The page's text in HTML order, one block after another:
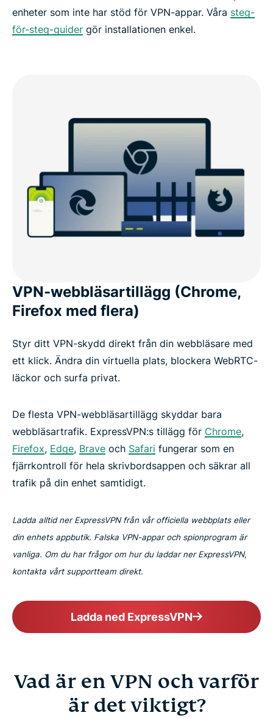
enheter som inte har stöd för VPN-appar. Våra steg-
för-steg-guider gör installationen enkel.
VPN-webbläsartillägg (Chrome,
Firefox med flera)
Styr ditt VPN-skydd direkt från din webbläsare med
ett klick. Ändra din virtuella plats, blockera WebRTC-
läckor och surfa privat.
De flesta VPN-webbläsartillägg skyddar bara
webbläsartrafik. ExpressVPN:s tillägg för Chrome,
Firefox, Edge, Brave och Safari fungerar som en
fjärrkontroll för hela skrivbordsappen och säkrar all
trafik på din enhet samtidigt.
Ladda alltid ner ExpressVPN från vår officiella webbplats eller
din enhets appbutik. Falska VPN-appar och spionprogram är
vanliga. Om du har frågor om hur du laddar ner ExpressVPN,
kontakta vårt supportteam direkt.
Ladda ned ExpressVPN
Vad är en VPN och varför
är det viktigt?